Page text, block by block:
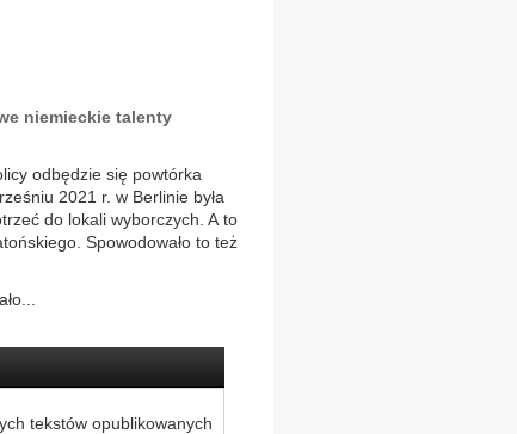
niemieckie talenty
odbędzie się powtórka
2021 r. w Berlinie była
do lokali wyborczych. A to
Spowodowało to też
tekstów opublikowanych